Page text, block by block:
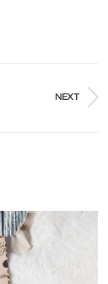
NEXT